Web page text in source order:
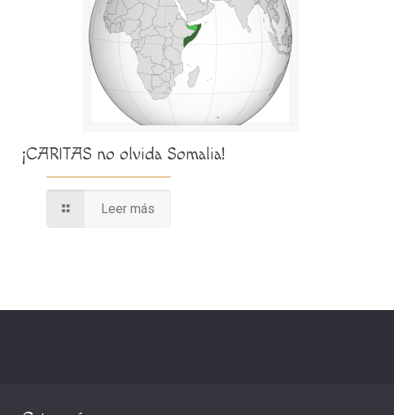
¡CARITAS no olvida Somalia!
Leer más